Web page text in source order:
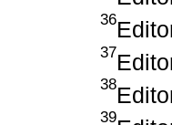
36
37
38
39